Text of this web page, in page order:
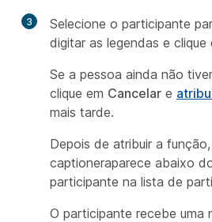
3
Selecione o participante
digitar as legendas e clique
Se a pessoa ainda não
clique em Cancelar e
mais tarde.
Depois de atribuir a
captioneraparece abaixo
participante na lista de
O participante recebe uma